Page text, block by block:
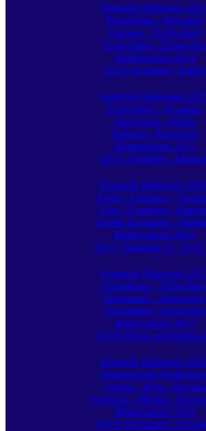
Startseite Bikertage
Erzgebirge - Slowakei
Ukraine - Tschechien
Tschechien -
Bildergalerie 2014
2015: Kroatien - Italien
Startseite Bikertage
Erzgebirge - Kroatien
Slowenien - Italien
Südtirol - Rückreise
Bildergalerie 2015
2016: Umbrien -
Startseite Bikertage
Alpen - Ligurien -
Elba - Umbrien -
Emilia Romagna -
Bildergalerie 2016
2017: Südalpen A - SLO
Startseite Bikertage
Erzgebirge - Tschechien
Steiermark - Slowenien
Norditalien - Rückreise
Bildergalerie 2017
2018: Polen und
Startseite Bikertage
Pommern bis
Vilnius - Riga - Jürmala
Nehrung - Memel -
Bildergalerie 2018
2019: Westalpen -